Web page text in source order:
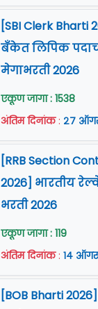
[SBI Clerk Bharti
बँकेत लिपिक
मेगाभरती 2026
एकूण जागा : 1538
अंतिम दिनांक: २७
[RRB Section
2026] भारतीय
भरती 2026
एकूण जागा : 119
अंतिम दिनांक: १४
[BOB Bharti